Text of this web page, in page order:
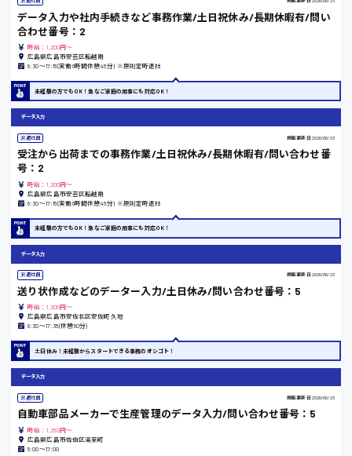
竹原市
熊本県
東京都
島根県
香川県
時給1300円〜
時給1200円〜
時給1100円〜
データ入力や社内手続きなど事務作業/土日祝休み/長期休暇有/問い
合わせ番号：2
時給：1,200円～
広島県広島市安芸区船越南
8:30〜17:15(実働8時間休憩45分) ※原則定時退社
未経験の方でもOK！急なご家庭の用事にも対応OK！
データ入力
派遣社員 掲載更新日 2026/06/23
受注から出荷までの事務作業/土日祝休み/長期休暇有/問い合わせ番
号：2
時給：1,200円～
広島県広島市安芸区船越南
8:30〜17:15(実働8時間休憩45分) ※原則定時退社
未経験の方でもOK！急なご家庭の用事にも対応OK！
データ入力
派遣社員 掲載更新日 2026/06/23
送り状作成などのデーター入力/土日休み/問い合わせ番号：5
時給：1,200円～
広島県広島市安佐北区安佐町久地
8:30〜17:35(休憩80分)
土日休み！未経験からスタートできる事務のオシゴト！
データ入力
派遣社員 掲載更新日 2026/06/23
自動車部品メーカーで生産管理のデータ入力/問い合わせ番号：5
時給：1,250円～
広島県広島市佐伯区湯来町
8:00〜17:00